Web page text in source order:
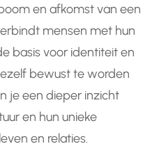
en afkomst van een
mensen met hun
basis voor identiteit en
bewust te worden
je een dieper inzicht
en hun unieke
en relaties.